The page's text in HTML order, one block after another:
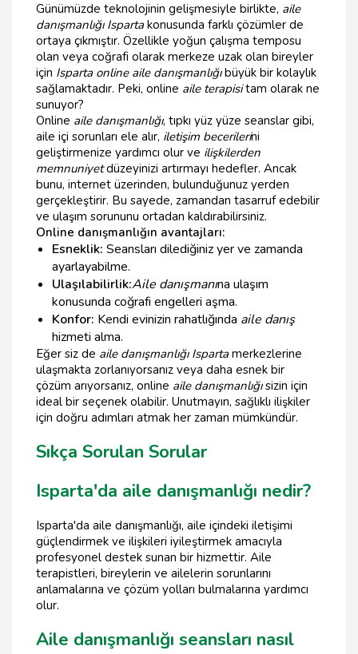
Günümüzde teknolojinin gelişmesiyle birlikte, aile
danışmanlığı Ispartakonusunda farklı çözümler de
ortaya çıkmıştır. Özellikle yoğun çalışma temposu
olan veya coğrafi olarak merkeze uzak olan bireyler
için Isparta online aile danışmanlığıbüyük bir kolaylık
sağlamaktadır. Peki, online aile terapisitam olarak ne
sunuyor?
Online aile danışmanlığı, tıpkı yüz yüze seanslar gibi,
aile içi sorunları ele alır, iletişim becerilerini
geliştirmenize yardımcı olur ve ilişkilerden
memnuniyetdüzeyinizi artırmayı hedefler. Ancak
bunu, internet üzerinden, bulunduğunuz yerden
gerçekleştirir. Bu sayede, zamandan tasarruf edebilir
ve ulaşım sorununu ortadan kaldırabilirsiniz.
Online danışmanlığın avantajları:
Esneklik: Seansları dilediğiniz yer ve zamanda
ayarlayabilme.
Ulaşılabilirlik:Aile danışmanına ulaşım
konusunda coğrafi engelleri aşma.
Konfor: Kendi evinizin rahatlığında aile danış
hizmeti alma.
Eğer siz de aile danışmanlığı Ispartamerkezlerine
ulaşmakta zorlanıyorsanız veya daha esnek bir
çözüm arıyorsanız, online aile danışmanlığısizin için
ideal bir seçenek olabilir. Unutmayın, sağlıklı ilişkiler
için doğru adımları atmak her zaman mümkündür.
Sıkça Sorulan Sorular
Isparta'da aile danışmanlığı nedir?
Isparta'da aile danışmanlığı, aile içindeki iletişimi
güçlendirmek ve ilişkileri iyileştirmek amacıyla
profesyonel destek sunan bir hizmettir. Aile
terapistleri, bireylerin ve ailelerin sorunlarını
anlamalarına ve çözüm yolları bulmalarına yardımcı
olur.
Aile danışmanlığı seansları nasıl